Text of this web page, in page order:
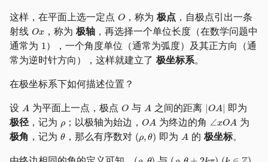
这样，在平面上选一定点
，称为极点 ，自极点引出一条
射线
，称为极轴 ，再选择一个单位长度（在数学问题中
通常为
），一个角度单位（通常为弧度）及其正方向（通
常为逆时针方向），这样就建立了 极坐标系。
在极坐标系下如何描述位置？
设
为平面上一点，极点 与 之间的距离
即为
极径，记为 ；以极轴为始边， 为终边的角
为
极角 ，记为 ，那么有序数对 即为 的 极坐标。